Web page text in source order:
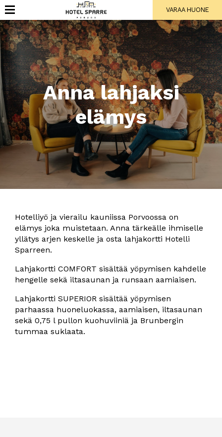
Anna lahjaksi
elämys
Hotelliyö ja vierailu kauniissa Porvoossa on
elämys joka muistetaan. Anna tärkeälle ihmiselle
yllätys arjen keskelle ja osta lahjakortti Hotelli
Sparreen.
Lahjakortti COMFORT sisältää yöpymisen kahdelle
hengelle sekä iltasaunan ja runsaan aamiaisen.
Lahjakortti SUPERIOR sisältää yöpymisen
parhaassa huoneluokassa, aamiaisen, iltasaunan
sekä 0,75 l pullon kuohuviiniä ja Brunbergin
tummaa suklaata.
VARAA HUONE